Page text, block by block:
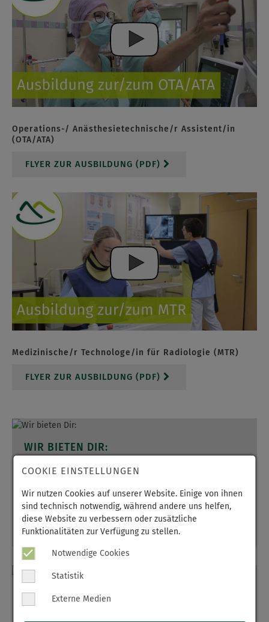
Operations-/ Anästhesietechnische/r Assistent/in
(OTA/ATA)
FLYER ZUR AUSBILDUNG (PDF)
Medizinische/r Technologe/in für Radiologie (MTR)
FLYER ZUR AUSBILDUNG (PDF)
WIR BIETEN DIR:
Ausbildungskonditionen (PDF)
Lernen und Arbeiten an einer modernen Medizinischen
Berufsfachschule und im Klinikum
30 Tage Urlaub pro Jahr
eine Jugend-Auszubildendenvertretung
Tablet
DU BIST HIER GENAU RICHTIG, WENN DU:
COOKIE EINSTELLUNGEN
Wir nutzen Cookies auf unserer Website. Einige von ihnen
sind technisch notwendig, während andere uns helfen,
diese Website zu verbessern oder zusätzliche
Funktionalitäten zur Verfügung zu stellen.
Notwendige Cookies
Statistik
Externe Medien